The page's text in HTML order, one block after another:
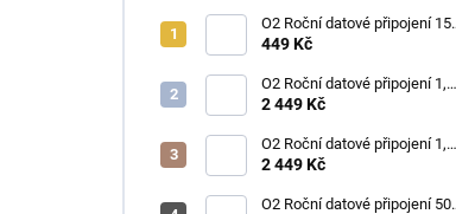
O2 Roční datové připojení 15
GB
449 Kč
O2 Roční datové připojení 1,2
TB
2 449 Kč
O2 Roční datové připojení 1,2
TB
2 449 Kč
O2 Roční datové připojení 50